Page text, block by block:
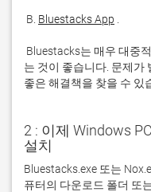
B. Bluestacks App
는 것이 좋습니다. 문제가
좋은 해결책을 찾을 수 있
2 : 이제 Windows
설치
Bluestacks.exe 또는
퓨터의 다운로드 폴더 또